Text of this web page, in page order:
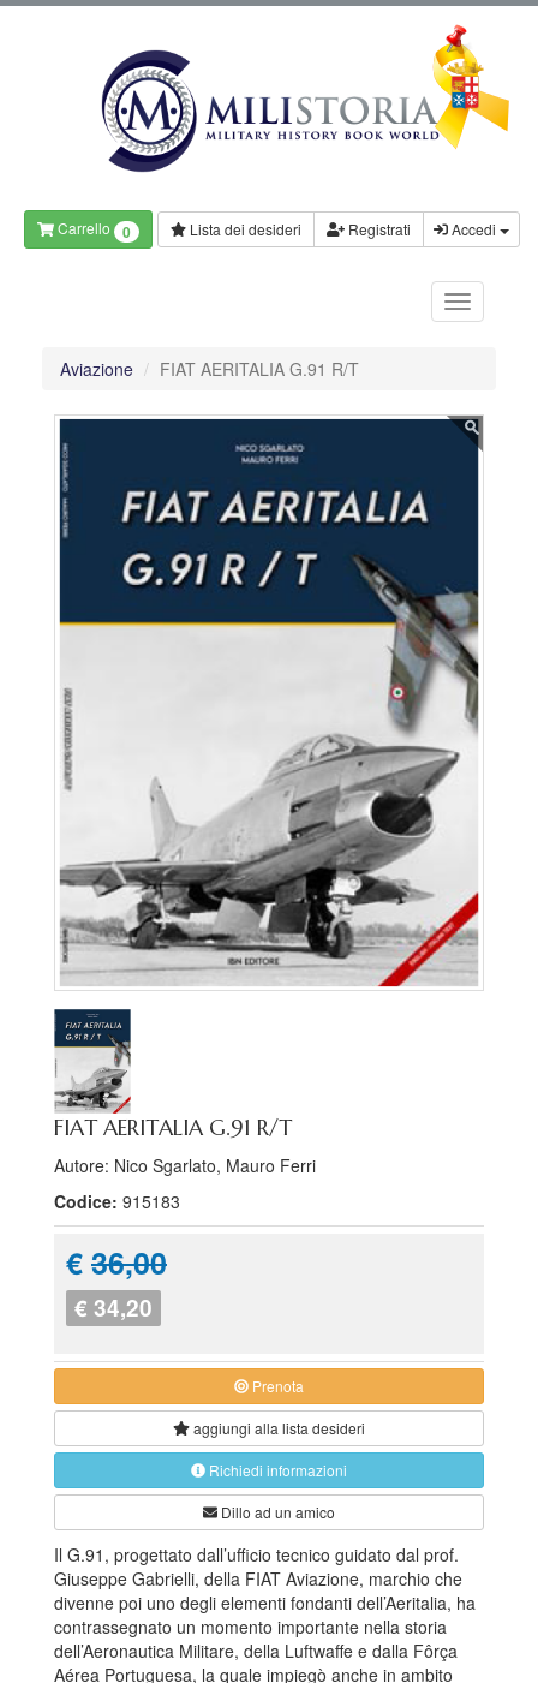
Carrello 0 Lista dei desideri Registrati Accedi
Aviazione FIAT AERITALIA G.91 R/T
FIAT AERITALIA G.91 R/T
Autore: Nico Sgarlato, Mauro Ferri
Codice: 915183
€36,00
€ 34,20
Prenota
aggiungi alla lista desideri
Richiedi informazioni
Dillo ad un amico
Il G.91, progettato dall’ufficio tecnico guidato dal prof.
Giuseppe Gabrielli, della FIAT Aviazione, marchio che
divenne poi uno degli elementi fondanti dell’Aeritalia, ha
contrassegnato un momento importante nella storia
dell’Aeronautica Militare, della Luftwaffe e dalla Fôrça
Aérea Portuguesa, la quale impiegò anche in ambito